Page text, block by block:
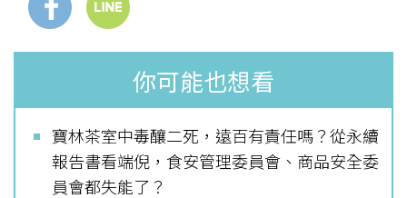
你可能也想看
寶林茶室中毒釀二死，遠百有責任嗎？從永續
報告書看端倪，食安管理委員會、商品安全委
員會都失能了？